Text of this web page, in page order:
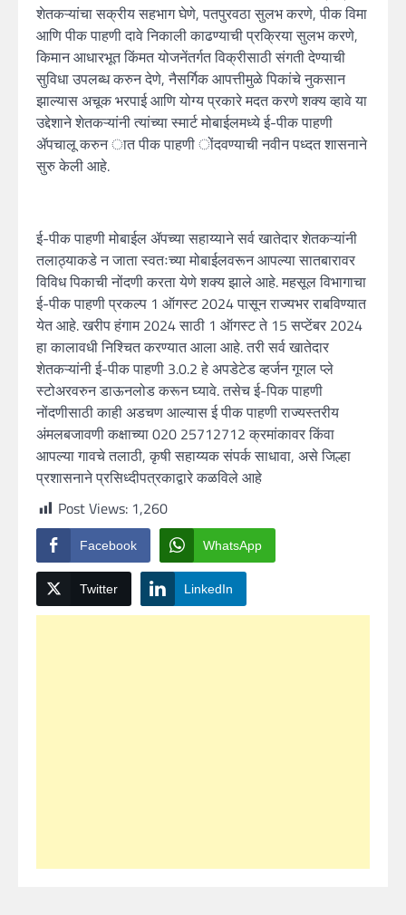
शेतकऱ्यांचा सक्रीय सहभाग घेणे, पतपुरवठा सुलभ करणे, पीक विमा
आणि पीक पाहणी दावे निकाली काढण्याची प्रक्रिया सुलभ करणे,
किमान आधारभूत किंमत योजनेंतर्गत विक्रीसाठी संगती देण्याची
सुविधा उपलब्ध करुन देणे, नैसर्गिक आपत्तीमुळे पिकांचे नुकसान
झाल्यास अचूक भरपाई आणि योग्य‍ प्रकारे मदत करणे शक्य व्हावे या
उद्देशाने शेतकऱ्यांनी त्यांच्या स्मार्ट मोबाईलमध्ये ई-पीक पाहणी
ॲपचालू करुन ात पीक पाहणी ोंदवण्याची नवीन पध्दत शासनाने
सुरु केली आहे.
ई-पीक पाहणी मोबाईल ॲपच्या सहाय्याने सर्व खातेदार शेतकऱ्यांनी
तलाठ्याकडे न जाता स्वतःच्या मोबाईलवरून आपल्या सातबारावर
विविध पिकाची नोंदणी करता येणे शक्य झाले आहे. महसूल विभागाचा
ई-पीक पाहणी प्रकल्प 1 ऑगस्ट 2024 पासून राज्यभर राबविण्यात
येत आहे. खरीप हंगाम 2024 साठी 1 ऑगस्ट ते 15 सप्टेंबर 2024
हा कालावधी निश्चित करण्यात आला आहे. तरी सर्व खातेदार
शेतकऱ्यांनी ई-पीक पाहणी 3.0.2 हे अपडेटेड व्हर्जन गूगल प्ले
स्टोअरवरुन डाऊनलोड करून घ्यावे. तसेच ई-पिक पाहणी
नोंदणीसाठी काही अडचण आल्यास ई पीक पाहणी राज्यस्तरीय
अंमलबजावणी कक्षाच्या 020 25712712 क्रमांकावर किंवा
आपल्या गावचे तलाठी, कृषी सहाय्यक संपर्क साधावा, असे जिल्हा
प्रशासनाने प्रसिध्दीपत्रकाद्वारे कळविले आहे
Post Views: 1,260
Facebook WhatsApp
Twitter LinkedIn